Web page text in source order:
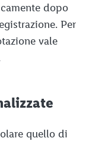
dopo
Per
vale
quello di